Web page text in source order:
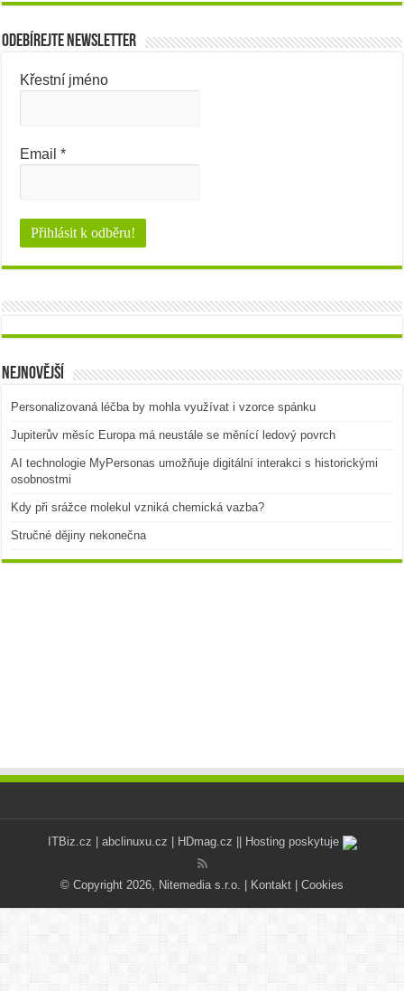
Odebírejte newsletter
Křestní jméno
Email*
Nejnovější
Personalizovaná léčba by mohla využívat i vzorce spánku
Jupiterův měsíc Europa má neustále se měnící ledový povrch
AI technologie MyPersonas umožňuje digitální interakci s historickými
osobnostmi
Kdy při srážce molekul vzniká chemická vazba?
Stručné dějiny nekonečna
ITBiz.cz abclinuxu.cz HDmag.cz || Hosting poskytuje
© Copyright 2026, Nitemedia s.r.o. | Kontakt Cookies